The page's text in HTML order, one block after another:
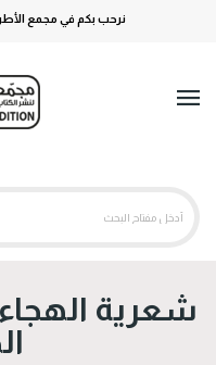
نرحب بكم في مجمع
شعرية